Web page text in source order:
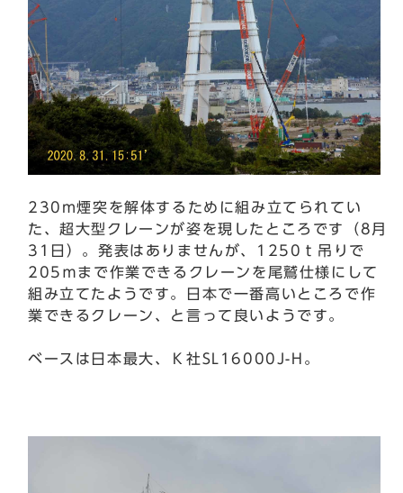
230m煙突を解体するために組み立てられてい
た、超大型クレーンが姿を現したところです（8月
31日）。発表はありませんが、1250ｔ吊りで
205ｍまで作業できるクレーンを尾鷲仕様にして
組み立てたようです。日本で一番高いところで作
業できるクレーン、と言って良いようです。
ベースは日本最大、Ｋ社SL16000J-H。